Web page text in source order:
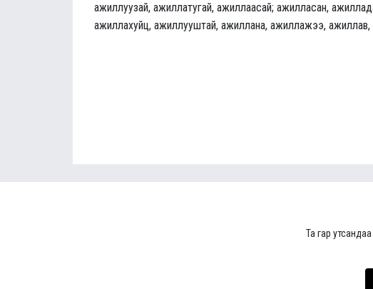
ажиллуузай, ажиллатугай, ажиллаасай; ажилласан,
ажиллахуйц, ажиллууштай, ажиллана, ажиллажээ,
Та гар